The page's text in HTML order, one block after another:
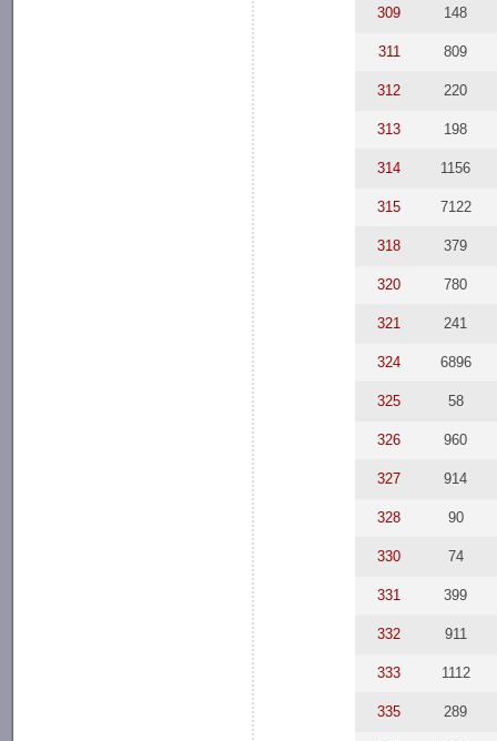
309 148
311 809
312 220
313 198
314 1156
315 7122
318 379
320 780
321 241
324 6896
325 58
326 960
327 914
328 90
330 74
331 399
332 911
333 1112
335 289